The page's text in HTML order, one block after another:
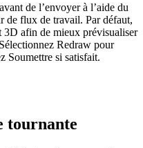
de l’envoyer à l’aide du
de flux de travail. Par défaut,
afin de mieux prévisualiser
Redraw pour
Soumettre si satisfait.
tournante